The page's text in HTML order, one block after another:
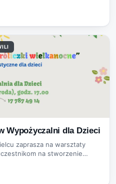
Wypożyczalni dla Dzieci
zaprasza na warsztaty
na stworzenie